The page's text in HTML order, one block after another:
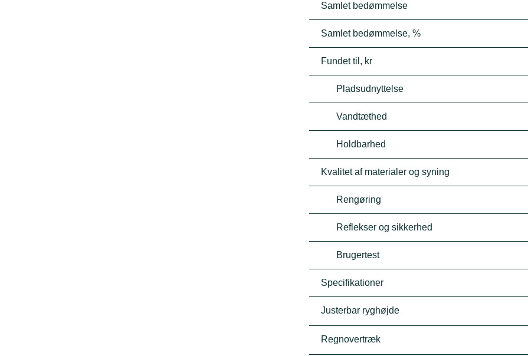
Samlet bedømmelse
Samlet bedømmelse, %
Fundet til, kr
Pladsudnyttelse
Vandtæthed
Holdbarhed
Kvalitet af materialer og syning
Rengøring
Reflekser og sikkerhed
Brugertest
Specifikationer
Justerbar ryghøjde
Regnovertræk